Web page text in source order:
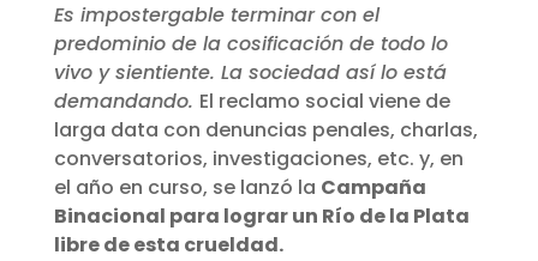
Es impostergable terminar con el
predominio de la cosificación de todo lo
vivo y sientiente. La sociedad así lo está
demandando. El reclamo social viene de
larga data con denuncias penales, charlas,
conversatorios, investigaciones, etc. y, en
el año en curso, se lanzó la Campaña
Binacional para lograr un Río de la Plata
libre de esta crueldad.